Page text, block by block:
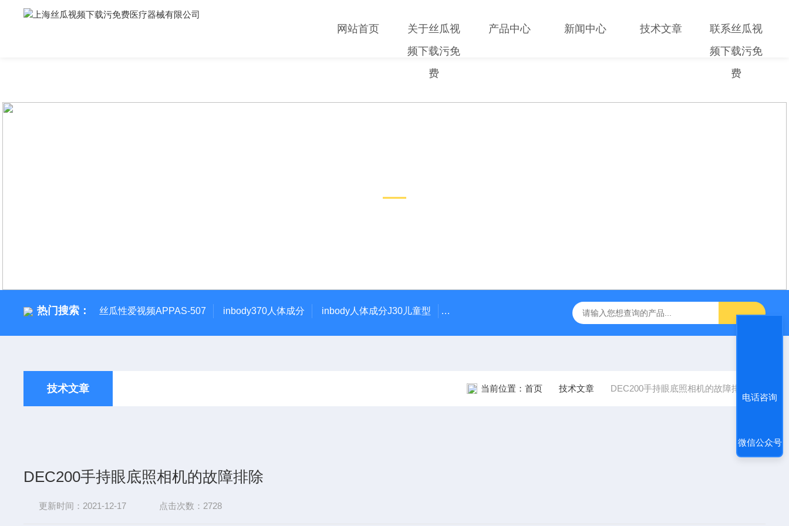
网站首页
关于丝瓜视
频下载污免
费
产品中心 新闻中心 技术文章
联系丝瓜视
频下载污免
费
热门搜索： 丝瓜性爱视频APPAS-507 inbody370人体成分 inbody人体成分J30儿童型 AR-1日本尼德克NIDEK ARK-1自动电脑验光仪 飞利浦半自动体外除颤仪 FRX
技术文章 当前位置： 首页 技术文章 DEC200手持眼底照相机的故障排除
DEC200手持眼底照相机的故障排除
更新时间：2021-12-17 点击次数：2728
电话咨询
微信公众号